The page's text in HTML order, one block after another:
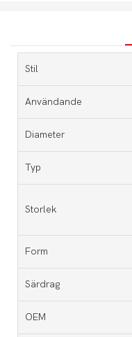
Stil
Användande
Diameter
Typ
Storlek
Form
Särdrag
OEM